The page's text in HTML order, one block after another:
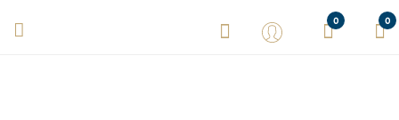
0 0